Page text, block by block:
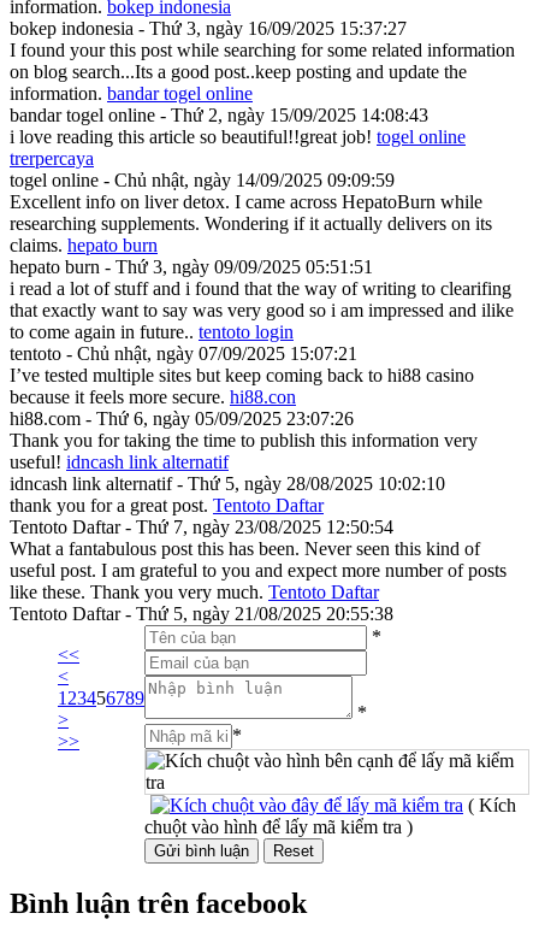
information. bokep indonesia
bokep indonesia - Thứ 3, ngày 16/09/2025 15:37:27
I found your this post while searching for some related information
on blog search...Its a good post..keep posting and update the
information. bandar togel online
bandar togel online - Thứ 2, ngày 15/09/2025 14:08:43
i love reading this article so beautiful!!great job! togel online
trerpercaya
togel online - Chủ nhật, ngày 14/09/2025 09:09:59
Excellent info on liver detox. I came across HepatoBurn while
researching supplements. Wondering if it actually delivers on its
claims. hepato burn
hepato burn - Thứ 3, ngày 09/09/2025 05:51:51
i read a lot of stuff and i found that the way of writing to clearifing
that exactly want to say was very good so i am impressed and ilike
to come again in future.. tentoto login
tentoto - Chủ nhật, ngày 07/09/2025 15:07:21
I’ve tested multiple sites but keep coming back to hi88 casino
because it feels more secure. hi88.con
hi88.com - Thứ 6, ngày 05/09/2025 23:07:26
Thank you for taking the time to publish this information very
useful! idncash link alternatif
idncash link alternatif - Thứ 5, ngày 28/08/2025 10:02:10
thank you for a great post. Tentoto Daftar
Tentoto Daftar - Thứ 7, ngày 23/08/2025 12:50:54
What a fantabulous post this has been. Never seen this kind of
useful post. I am grateful to you and expect more number of posts
like these. Thank you very much. Tentoto Daftar
Tentoto Daftar - Thứ 5, ngày 21/08/2025 20:55:38
<<
<
1 23456789
>
>>
*
*
*
( Kích
chuột vào hình để lấy mã kiểm tra )
Bình luận trên facebook